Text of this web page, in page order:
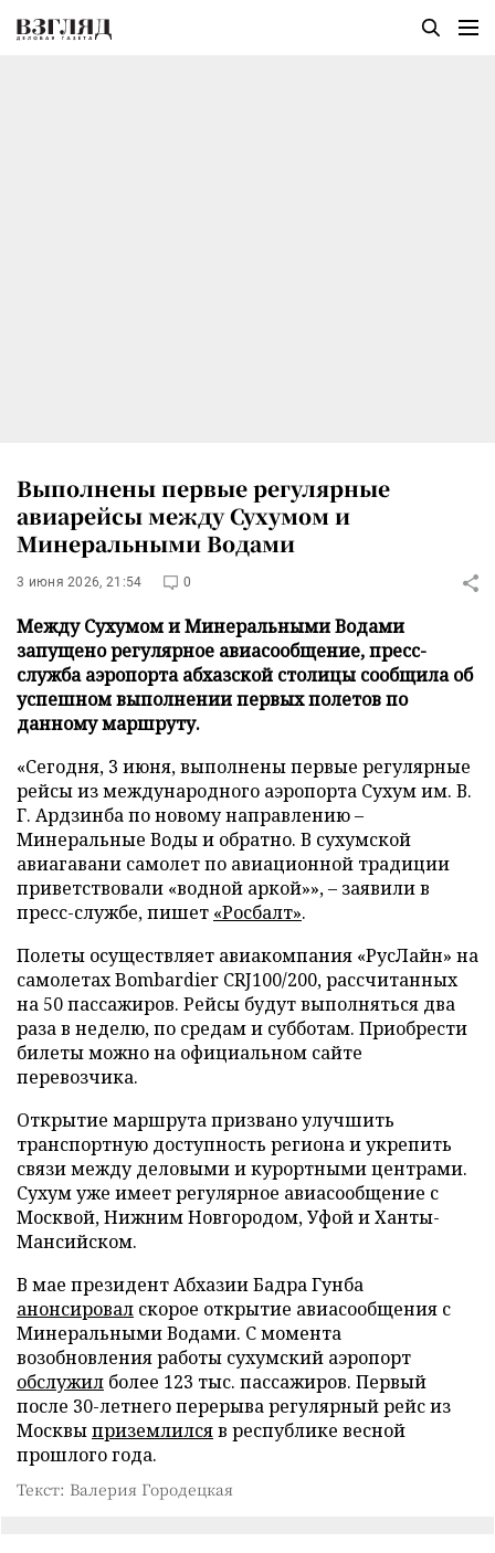
Выполнены первые регулярные
авиарейсы между Сухумом и
Минеральными Водами
3 июня 2026, 21:54 0
Между Сухумом и Минеральными Водами
запущено регулярное авиасообщение, пресс-
служба аэропорта абхазской столицы сообщила об
успешном выполнении первых полетов по
данному маршруту.
«Сегодня, 3 июня, выполнены первые регулярные
рейсы из международного аэропорта Сухум им. В.
Г. Ардзинба по новому направлению –
Минеральные Воды и обратно. В сухумской
авиагавани самолет по авиационной традиции
приветствовали «водной аркой»», – заявили в
пресс-службе, пишет «Росбалт».
Полеты осуществляет авиакомпания «РусЛайн» на
самолетах Bombardier CRJ100/200, рассчитанных
на 50 пассажиров. Рейсы будут выполняться два
раза в неделю, по средам и субботам. Приобрести
билеты можно на официальном сайте
перевозчика.
Открытие маршрута призвано улучшить
транспортную доступность региона и укрепить
связи между деловыми и курортными центрами.
Сухум уже имеет регулярное авиасообщение с
Москвой, Нижним Новгородом, Уфой и Ханты-
Мансийском.
В мае президент Абхазии Бадра Гунба
анонсировал скорое открытие авиасообщения с
Минеральными Водами. С момента
возобновления работы сухумский аэропорт
обслужил более 123 тыс. пассажиров. Первый
после 30-летнего перерыва регулярный рейс из
Москвыприземлилсяв республике весной
прошлого года.
Текст: Валерия Городецкая